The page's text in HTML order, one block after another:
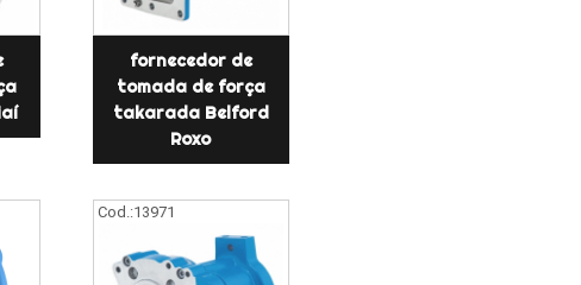
fornecedor de
tomada de força
takarada Belford
Roxo
Cod.:13971